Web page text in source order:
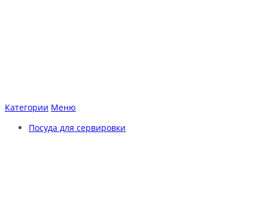
Категории Меню
Посуда для сервировки